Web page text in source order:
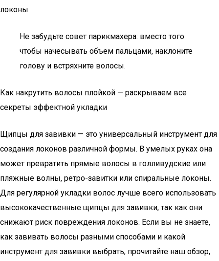
локоны
Не забудьте совет парикмахера: вместо того
чтобы начесывать объем пальцами, наклоните
голову и встряхните волосы.
Как накрутить волосы плойкой — раскрываем все
секреты эффектной укладки
Щипцы для завивки — это универсальный инструмент для
создания локонов различной формы. В умелых руках она
может превратить прямые волосы в голливудские или
пляжные волны, ретро-завитки или спиральные локоны.
Для регулярной укладки волос лучше всего использовать
высококачественные щипцы для завивки, так как они
снижают риск повреждения локонов. Если вы не знаете,
как завивать волосы разными способами и какой
инструмент для завивки выбрать, прочитайте наш обзор,